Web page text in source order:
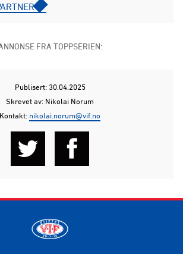
FRA TOPPSERIEN:
Publisert: 30.04.2025
Skrevet av: Nikolai Norum
Kontakt: nikolai.norum@vif.no